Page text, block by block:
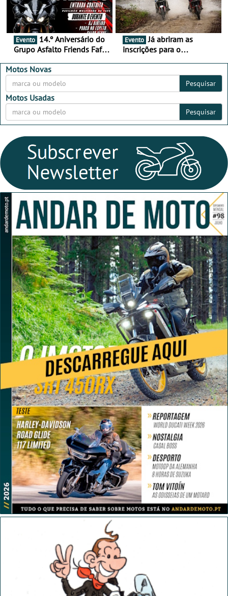
Evento
Grupo Asfalto Friends Fafe,
2026
Evento Já abriram as
inscrições para o
Motos Novas
Pesquisar
Motos Usadas
Pesquisar